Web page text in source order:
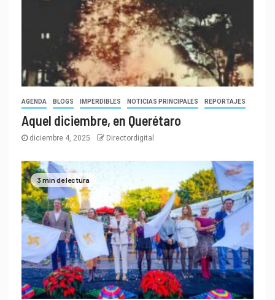
AGENDA BLOGS IMPERDIBLES NOTICIAS PRINCIPALES REPORTAJES
Aquel diciembre, en Querétaro
diciembre 4, 2025 Directordigital
3 min de lectura